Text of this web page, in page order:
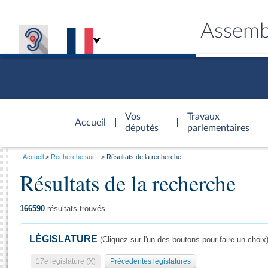
Accueil
d'accueil
Vos
députés
Travaux
parlementaires
Général
Vous
Accueil Recherche sur... Résultats de la recherche
Résultats de la recherche
166590 résultats trouvés
LÉGISLATURE (Cliquez sur l'un des boutons pour faire un choix)
17e législature (X) Précédentes législatures